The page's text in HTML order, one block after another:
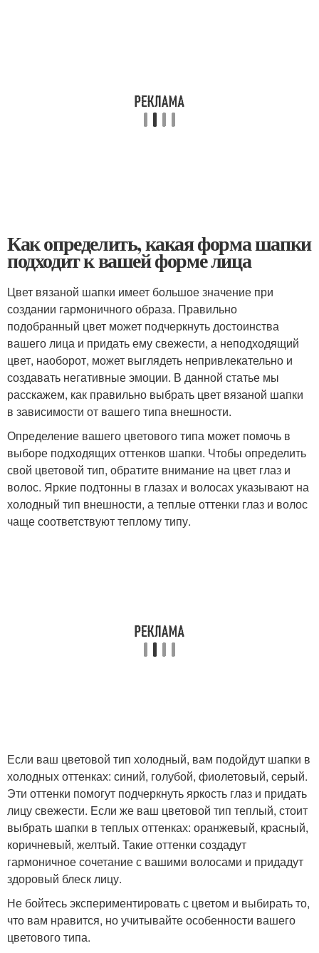
Как определить, какая форма шапки
подходит к вашей форме лица
Цвет вязаной шапки имеет большое значение при
создании гармоничного образа. Правильно
подобранный цвет может подчеркнуть достоинства
вашего лица и придать ему свежести, а неподходящий
цвет, наоборот, может выглядеть непривлекательно и
создавать негативные эмоции. В данной статье мы
расскажем, как правильно выбрать цвет вязаной шапки
в зависимости от вашего типа внешности.
Определение вашего цветового типа может помочь в
выборе подходящих оттенков шапки. Чтобы определить
свой цветовой тип, обратите внимание на цвет глаз и
волос. Яркие подтонны в глазах и волосах указывают на
холодный тип внешности, а теплые оттенки глаз и волос
чаще соответствуют теплому типу.
Если ваш цветовой тип холодный, вам подойдут шапки в
холодных оттенках: синий, голубой, фиолетовый, серый.
Эти оттенки помогут подчеркнуть яркость глаз и придать
лицу свежести. Если же ваш цветовой тип теплый, стоит
выбрать шапки в теплых оттенках: оранжевый, красный,
коричневый, желтый. Такие оттенки создадут
гармоничное сочетание с вашими волосами и придадут
здоровый блеск лицу.
Не бойтесь экспериментировать с цветом и выбирать то,
что вам нравится, но учитывайте особенности вашего
цветового типа.